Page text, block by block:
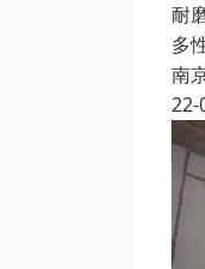
耐
多
南
22-